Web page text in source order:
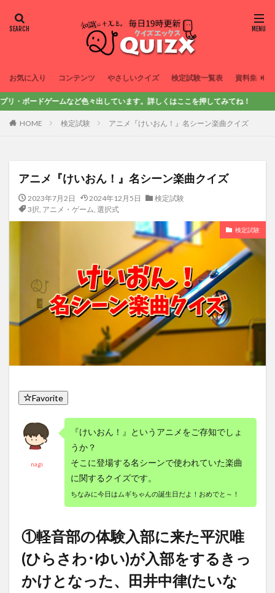
お気に入り コンテンツ やさしいクイズ 検定試験一覧表 資料集
ど色々出しています。詳しくはここを押してみてね！
HOME 検定試験 アニメ『けいおん！』名シーン楽曲クイズ
アニメ『けいおん！』名シーン楽曲クイズ
2023年7月2日 2024年12月5日
検定試験
3択, アニメ・ゲーム, 選択式
検定試験
Favorite
nagi
『けいおん！』というアニメをご存知でしょ
うか？
そこに登場する名シーンで使われていた楽曲
に関するクイズです。
ちなみに今日はムギちゃんの誕生日だよ！おめでと～！
①軽音部の体験入部に来た平沢唯
(ひらさわ･ゆい)が入部をするきっ
かけとなった、田井中律(たいな